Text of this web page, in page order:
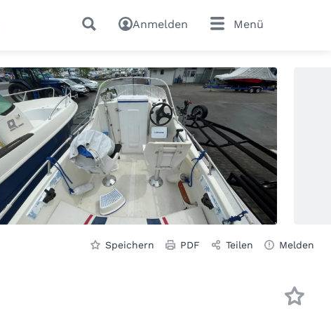
Anmelden Menü
Speichern PDF Teilen Melden